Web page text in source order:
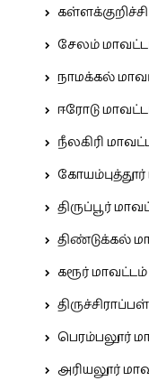
சேலம்
நாமக்கல்
ஈரோடு
நீலகிரி
திருப்பூர்
திண்டுக்கல்
கரூர் மாவட்டம்
பெரம்பலூர்
அரியலூர்